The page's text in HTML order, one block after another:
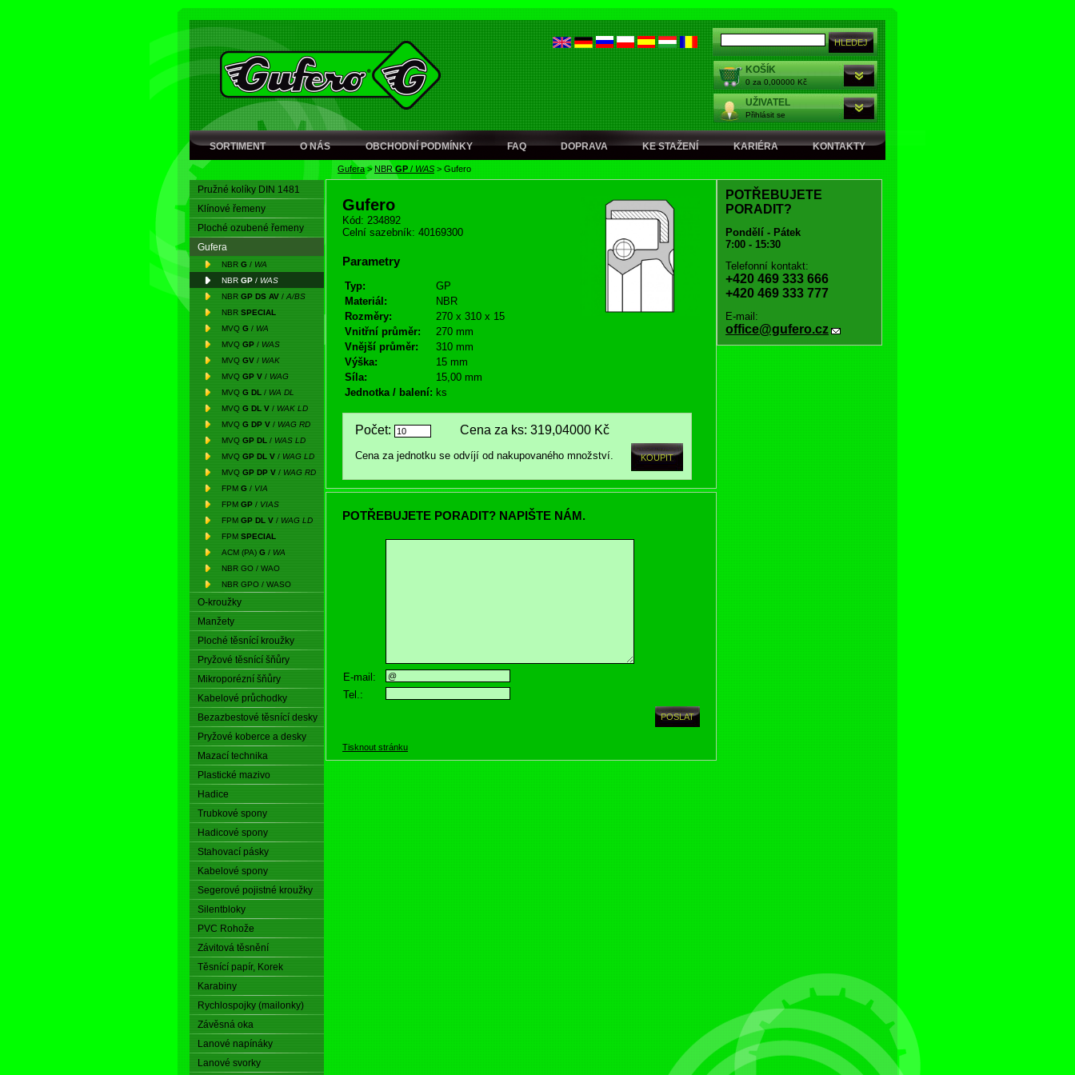
KOŠÍK
0 za 0,00000 Kč
UŽIVATEL
Přihlásit se
SORTIMENT O NÁS OBCHODNÍ PODMÍNKY FAQ DOPRAVA KE STAŽENÍ KARIÉRA KONTAKTY
Gufera> NBRGP / WAS > Gufero
Pružné kolíky DIN 1481
Klínové řemeny
Ploché ozubené řemeny
Gufera
NBR G / WA
NBR GP / WAS
NBR GP DS AV / A/BS
NBR SPECIAL
MVQ G / WA
MVQ GP / WAS
MVQ GV / WAK
MVQ GP V / WAG
MVQ G DL / WA DL
MVQ G DL V / WAK LD
MVQ G DP V / WAG RD
MVQ GP DL / WAS LD
MVQ GP DL V / WAG LD
MVQ GP DP V / WAG RD
FPM G / VIA
FPM GP / VIAS
FPM GP DL V / WAG LD
FPM SPECIAL
ACM (PA) G / WA
NBR GO / WAO
NBR GPO / WASO
O-kroužky
Manžety
Ploché těsnící kroužky
Pryžové těsnící šňůry
Mikroporézní šňůry
Kabelové průchodky
Bezazbestové těsnící desky
Pryžové koberce a desky
Mazací technika
Plastické mazivo
Hadice
Trubkové spony
Hadicové spony
Stahovací pásky
Kabelové spony
Segerové pojistné kroužky
Silentbloky
PVC Rohože
Závitová těsnění
Těsnící papír, Korek
Karabiny
Rychlospojky (mailonky)
Závěsná oka
Lanové napínáky
Lanové svorky
Gufero
Kód: 234892
Celní sazebník: 40169300
Parametry
Typ:
GP
Materiál:
NBR
Rozměry:
270 x 310 x 15
Vnitřní průměr:
270 mm
Vnější průměr:
310 mm
Výška:
15 mm
Síla:
15,00 mm
Jednotka / balení: ks
Počet: Cena za ks: 319,04000 Kč
Cena za jednotku se odvíjí od nakupovaného množství.
POTŘEBUJETE PORADIT? NAPIŠTE NÁM.
E-mail:
Tel.:
Tisknout stránku
POTŘEBUJETE
PORADIT?
Pondělí - Pátek
7:00 - 15:30
Telefonní kontakt:
+420 469 333 666
+420 469 333 777
E-mail:
office@gufero.cz